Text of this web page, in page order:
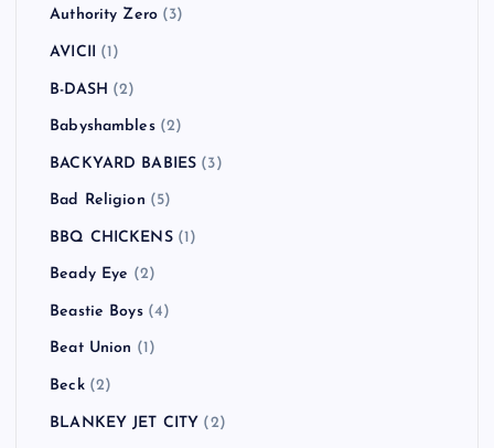
Authority Zero (3)
AVICII (1)
B-DASH (2)
Babyshambles(2)
BACKYARD BABIES (3)
Bad Religion (5)
BBQ CHICKENS(1)
Beady Eye (2)
Beastie Boys(4)
Beat Union (1)
Beck(2)
BLANKEY JET CITY (2)